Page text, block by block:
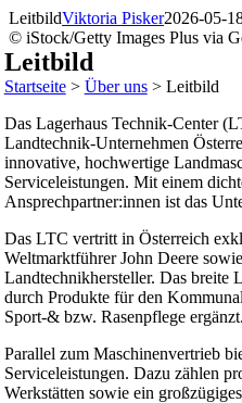
Zum
Inhalt
springen
LeitbildViktoria Pisker2026-05-
© iStock/Getty Images Plus via
Leitbild
Startseite> Über uns> Leitbild
Das Lagerhaus Technik-Center
Landtechnik-Unternehmen
innovative, hochwertige
Serviceleistungen. Mit einem
Ansprechpartner:innen ist das
Das LTC vertritt in Österreich
Weltmarktführer John Deere
Landtechnikhersteller. Das breite
durch Produkte für den
Sport-& bzw. Rasenpflege ergänzt.
Parallel zum Maschinenvertrieb
Serviceleistungen. Dazu zählen
Werkstätten sowie ein